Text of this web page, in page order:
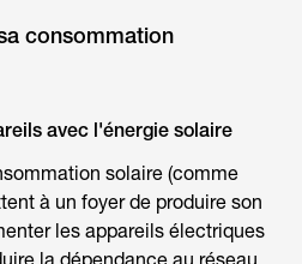
consommation
avec l'énergie solaire
solaire (comme
à un foyer de produire son
les appareils électriques
la dépendance au réseau